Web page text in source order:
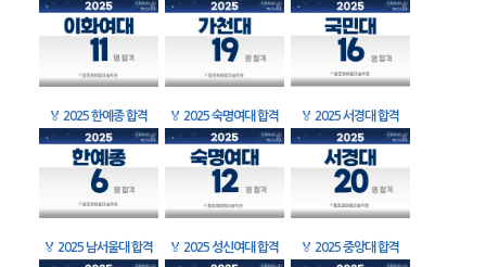
🏅 2025 한예종 합격 🏅 2025 숙명여대 합격 🏅 2025 서경대 합격
🏅 2025 남서울대 합격 🏅 2025 성신여대 합격 🏅 2025 중앙대 합격